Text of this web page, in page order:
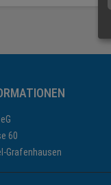
60
Grafenhausen